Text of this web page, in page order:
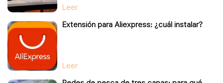
Leer
Extensión para Aliexpress: ¿cuál instalar?
Leer